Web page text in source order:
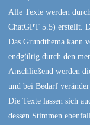
Alle Texte werden
ChatGPT 5.5) erstellt.
Das Grundthema kann
endgültig durch den
Anschließend werden
und bei Bedarf
Die Texte lassen sich
dessen Stimmen